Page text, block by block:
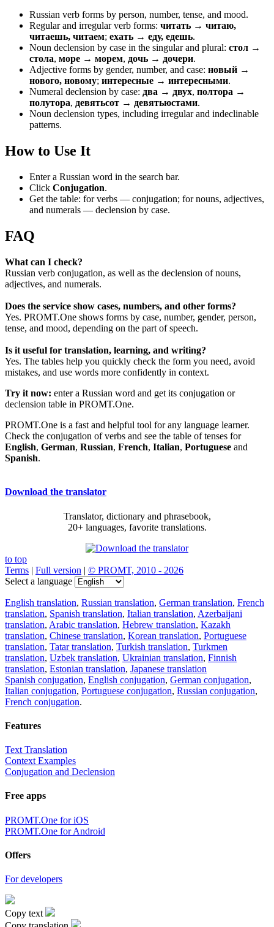
Russian verb forms by person, number, tense, and mood.
Regular and irregular verb forms: читать → читаю,
читаешь, читаем; ехать → еду, едешь.
Noun declension by case in the singular and plural: стол →
стола, море → морем, дочь → дочери.
Adjective forms by gender, number, and case: новый →
нового, новому; интересные → интересными.
Numeral declension by case: два → двух, полтора →
полутора, девятьсот → девятьюстами.
Noun declension types, including irregular and indeclinable
patterns.
How to Use It
Enter a Russian word in the search bar.
Click Conjugation.
Get the table: for verbs — conjugation; for nouns, adjectives,
and numerals — declension by case.
FAQ
What can I check?
Russian verb conjugation, as well as the declension of nouns,
adjectives, and numerals.
Does the service show cases, numbers, and other forms?
Yes. PROMT.One shows forms by case, number, gender, person,
tense, and mood, depending on the part of speech.
Is it useful for translation, learning, and writing?
Yes. The tables help you quickly check the form you need, avoid
mistakes, and use words more confidently in context.
Try it now: enter a Russian word and get its conjugation or
declension table in PROMT.One.
PROMT.One is a fast and helpful tool for any language learner.
Check the conjugation of verbs and see the table of tenses for
English, German, Russian, French, Italian, Portuguese and
Spanish.
Download the translator
Translator, dictionary and phrasebook,
20+ languages, favorite translations.
to top
Terms | Full version | © PROMT, 2010 - 2026
Select a language
English translation, Russian translation, German translation, French
translation, Spanish translation, Italian translation, Azerbaijani
translation, Arabic translation, Hebrew translation, Kazakh
translation, Chinese translation, Korean translation, Portuguese
translation, Tatar translation, Turkish translation, Turkmen
translation, Uzbek translation, Ukrainian translation, Finnish
translation, Estonian translation, Japanese translation
Spanish conjugation, English conjugation, German conjugation,
Italian conjugation, Portuguese conjugation, Russian conjugation,
French conjugation.
Features
Text Translation
Context Examples
Conjugation and Declension
Free apps
PROMT.One for iOS
PROMT.One for Android
Offers
For developers
Copy text